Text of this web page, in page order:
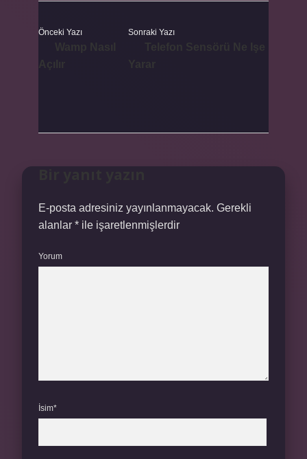
Önceki Yazı Sonraki Yazı
E-posta adresiniz yayınlanmayacak. Gerekli
alanlar * ile işaretlenmişlerdir
Yorum
İsim*